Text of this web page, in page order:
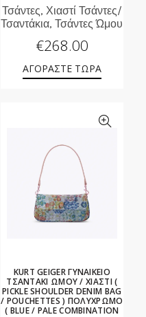
Τσάντες, Χιαστί Τσάντες/
Τσαντάκια, Τσάντες Ώμου
€268.00
ΑΓΟΡΑΣΤΕ ΤΩΡΑ
KURT GEIGER ΓΥΝΑΙΚΕΙΟ
ΤΣΑΝΤΑΚΙ ΩΜΟΥ / ΧΙΑΣΤΙ (
PICKLE SHOULDER DENIM BAG
/ POUCHETTES ) ΠΟΛΥΧΡΩΜΟ
( BLUE / PALE COMBINATION